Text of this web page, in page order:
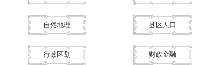
自然地理 县区人口
行政区划 财政金融